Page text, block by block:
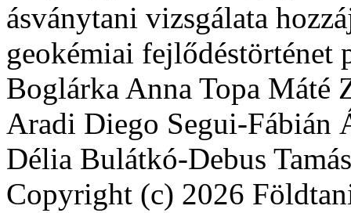
ásványtani vizsgálata
geokémiai fejlődéstörténet
Boglárka Anna Topa Máté
Aradi Diego Segui-Fábián
Délia Bulátkó-Debus
Copyright (c) 2026